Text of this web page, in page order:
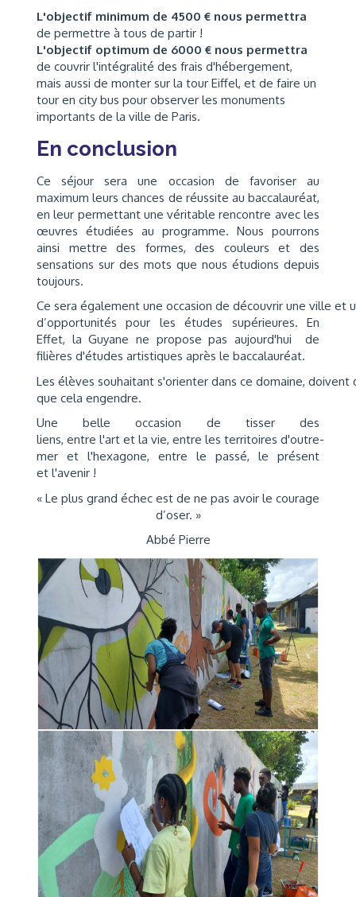
L'objectif minimum de 4500 € nous permettra
de permettre à tous de partir !
L'objectif optimum de 6000 € nous permettra
de couvrir l'intégralité des frais d'hébergement,
mais aussi de monter sur la tour Eiffel, et de faire un
tour en city bus pour observer les monuments
importants de la ville de Paris.
En conclusion
Ce séjour sera une occasion de favoriser au
maximum leurs chances de réussite au baccalauréat,
en leur permettant une véritable rencontre avec les
œuvres étudiées au programme. Nous pourrons
ainsi mettre des formes, des couleurs et des
sensations sur des mots que nous étudions depuis
toujours.
Ce sera également une occasion de découvrir une ville et
d’opportunités pour les études supérieures. En
Effet, la Guyane ne propose pas aujourd'hui de
filières d'études artistiques après le baccalauréat.
Les élèves souhaitant s'orienter dans ce domaine,
que cela engendre.
Une belle occasion de tisser des
liens, entre l'art et la vie, entre les territoires d'outre-
mer et l'hexagone, entre le passé, le présent
et l'avenir !
« Le plus grand échec est de ne pas avoir le courage
d’oser. »
Abbé Pierre